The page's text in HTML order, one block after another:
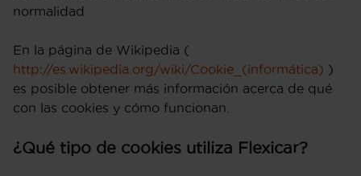
normalidad
En la página de Wikipedia (
http://es.wikipedia.org/wiki/Cookie_(informática) )
es posible obtener más información acerca de qué
con las cookies y cómo funcionan.
¿Qué tipo de cookies utiliza Flexicar?